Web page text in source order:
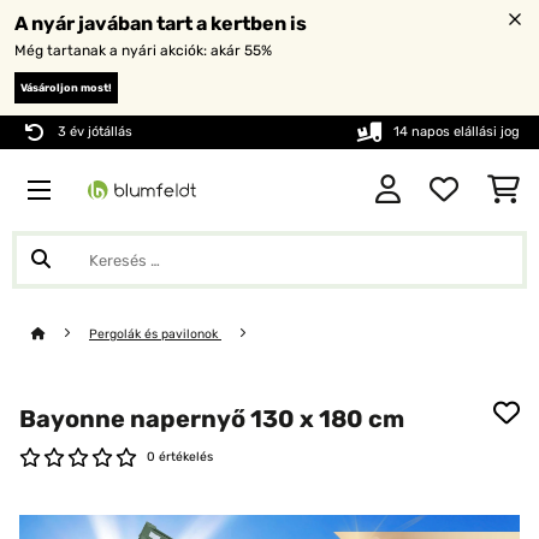
A nyár javában tart a kertben is
Még tartanak a nyári akciók: akár 55%
Vásároljon most!
3 év jótállás 14 napos elállási jog
Pergolák és pavilonok
Bayonne napernyő 130 x 180 cm
0 értékelés